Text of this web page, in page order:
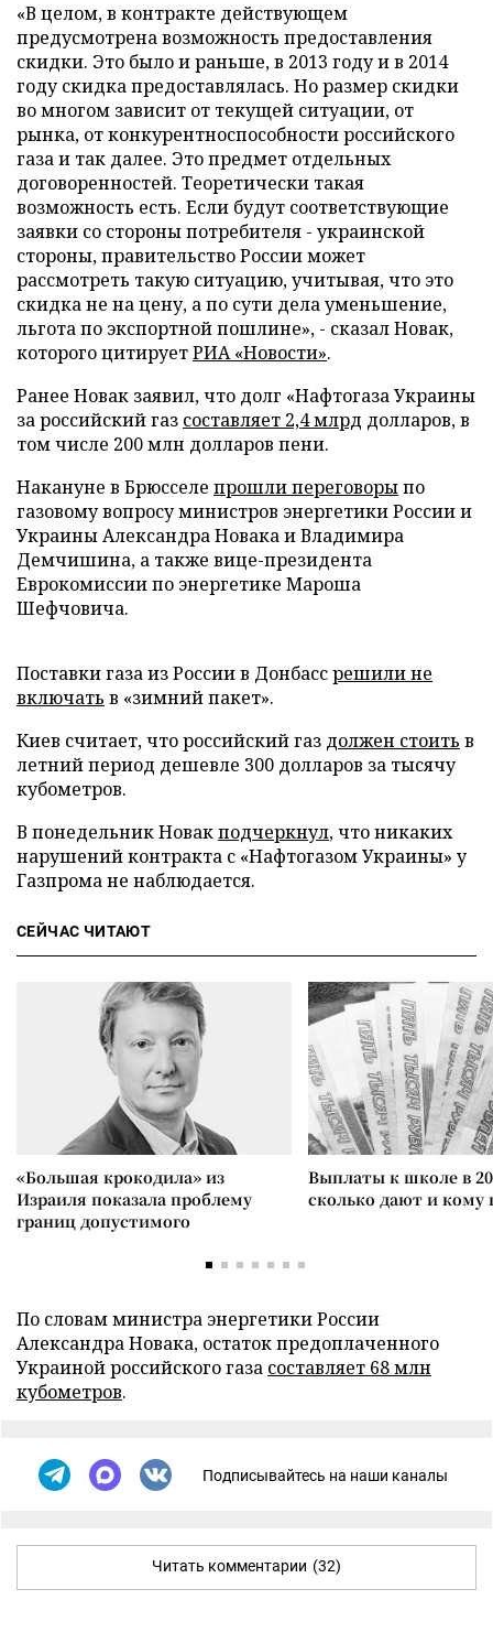
«В целом, в контракте действующем
предусмотрена возможность предоставления
скидки. Это было и раньше, в 2013 году и в 2014
году скидка предоставлялась. Но размер скидки
во многом зависит от текущей ситуации, от
рынка, от конкурентноспособности российского
газа и так далее. Это предмет отдельных
договоренностей. Теоретически такая
возможность есть. Если будут соответствующие
заявки со стороны потребителя - украинской
стороны, правительство России может
рассмотреть такую ситуацию, учитывая, что это
скидка не на цену, а по сути дела уменьшение,
льгота по экспортной пошлине», - сказал Новак,
которого цитируетРИА «Новости».
Ранее Новак заявил, что долг «Нафтогаза Украины
за российский газ составляет 2,4 млрд долларов, в
том числе 200 млн долларов пени.
Накануне в Брюсселе прошли переговорыпо
газовому вопросу министров энергетики России и
Украины Александра Новака и Владимира
Демчишина, а также вице-президента
Еврокомиссии по энергетике Мароша
Шефчовича.
Поставки газа из России в Донбассрешили не
включать в «зимний пакет».
Киев считает, что российский газ должен стоить в
летний период дешевле 300 долларов за тысячу
кубометров.
В понедельник Новакподчеркнул, что никаких
нарушений контракта с «Нафтогазом Украины» у
Газпрома не наблюдается.
СЕЙЧАС ЧИТАЮТ
«Большая крокодила» из
Израиля показала проблему
границ допустимого
Выплаты к школе в
сколько дают и
По словам министра энергетики России
Александра Новака, остаток предоплаченного
Украиной российского газа составляет 68 млн
кубометров.
Подписывайтесь на наши каналы
Читать комментарии (32)